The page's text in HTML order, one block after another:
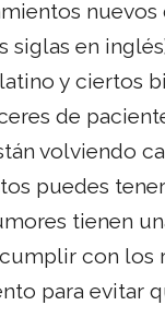
siglas en
y ciertos
de
volviendo
puedes
tienen
con
para evitar